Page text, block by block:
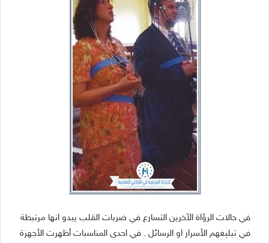
في حالات الرؤاة الآخرين التسارع في ضربات القلب يبدو انها مرتبطة
في تبليغهم الأسرار او الرسائل . في احدى المناسبات أظهرت الأجهزة